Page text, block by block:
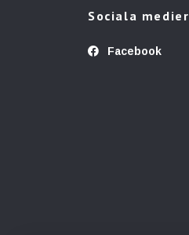
Sociala medier
Facebook